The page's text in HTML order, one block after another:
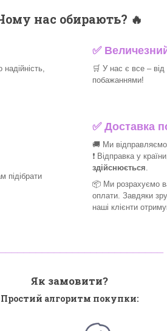
нас обирають? 🔥
✅
🛒 У нас є все – від
побажаннями!​
підібрати
✅Доставка
🚚 Ми відправляємо
❗ Відправка у
здійснюється.
📦 Ми розрахуємо
оплати. Завдяки
наші клієнти
Як замовити?
Простий алгоритм покупки: